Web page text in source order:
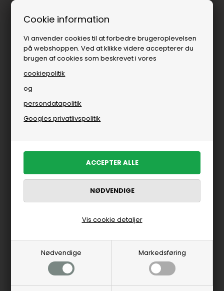
Cookie information
Vi anvender cookies til at forbedre brugeroplevelsen
på webshoppen. Ved at klikke videre accepterer du
brugen af cookies som beskrevet i vores
cookiepolitik
og
persondatapolitik
Googles privatlivspolitik
Nødvendige Markedsføring
Vis cookie detaljer